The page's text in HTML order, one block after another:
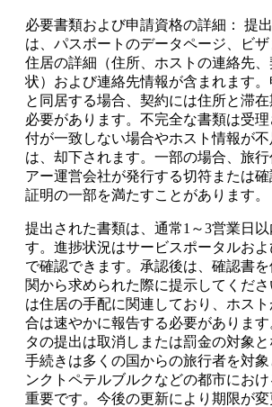
必要書類および申請資格の詳細： 提
は、パスポートのデータページ、ビザ
住居の詳細（住所、ホストの連絡先
状）および連絡先情報が含まれます。
と同居する場合、契約には住所と滞
必要があります。不完全な書類は受理
付が一致しない場合やホスト情報が
は、却下されます。一部の場合、旅
アー運営会社が発行する切符または
証明の一部を満たすことがあります。
提出された書類は、通常1～3営業日以
す。進捗状況はサービスポータルお
で確認できます。承認後は、確認書
関から求められた際に提示してくだ
は住居の手配に関連しており、ホス
合は速やかに報告する必要がありま
タの提出は取消しまたは罰金の対象
手続きは多くの国からの旅行者を対
ンクトペテルブルクなどの都市にお
重要です。今後の更新により期限が